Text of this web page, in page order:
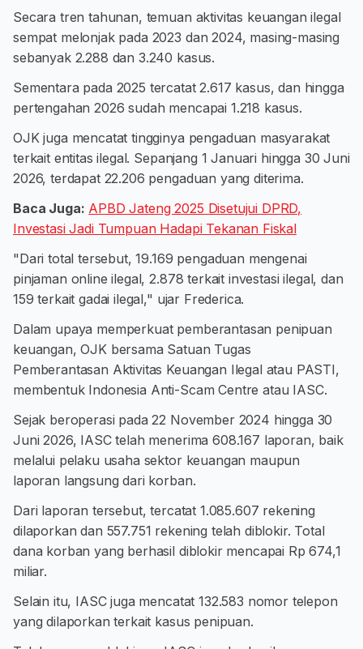
Secara tren tahunan, temuan aktivitas keuangan ilegal
sempat melonjak pada 2023 dan 2024, masing-masing
sebanyak 2.288 dan 3.240 kasus.
Sementara pada 2025 tercatat 2.617 kasus, dan hingga
pertengahan 2026 sudah mencapai 1.218 kasus.
OJK juga mencatat tingginya pengaduan masyarakat
terkait entitas ilegal. Sepanjang 1 Januari hingga 30 Juni
2026, terdapat 22.206 pengaduan yang diterima.
Baca Juga: APBD Jateng 2025 Disetujui DPRD,
Investasi Jadi Tumpuan Hadapi Tekanan Fiskal
"Dari total tersebut, 19.169 pengaduan mengenai
pinjaman online ilegal, 2.878 terkait investasi ilegal, dan
159 terkait gadai ilegal," ujar Frederica.
Dalam upaya memperkuat pemberantasan penipuan
keuangan, OJK bersama Satuan Tugas
Pemberantasan Aktivitas Keuangan Ilegal atau PASTI,
membentuk Indonesia Anti-Scam Centre atau IASC.
Sejak beroperasi pada 22 November 2024 hingga 30
Juni 2026, IASC telah menerima 608.167 laporan, baik
melalui pelaku usaha sektor keuangan maupun
laporan langsung dari korban.
Dari laporan tersebut, tercatat 1.085.607 rekening
dilaporkan dan 557.751 rekening telah diblokir. Total
dana korban yang berhasil diblokir mencapai Rp 674,1
miliar.
Selain itu, IASC juga mencatat 132.583 nomor telepon
yang dilaporkan terkait kasus penipuan.